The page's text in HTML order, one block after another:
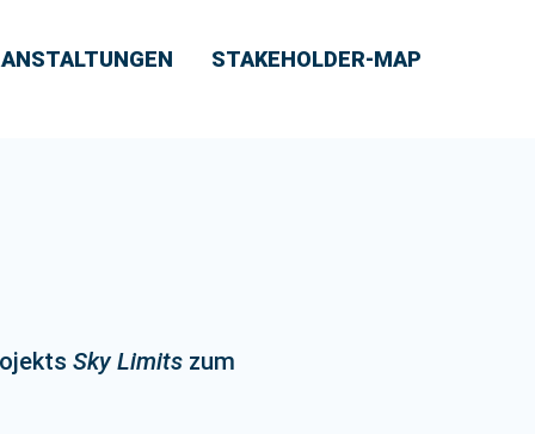
STAKEHOLDER-MAP
Sky Limits zum